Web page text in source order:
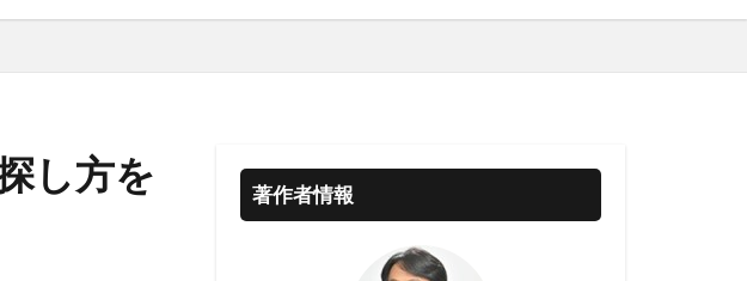
し方を
著作者情報